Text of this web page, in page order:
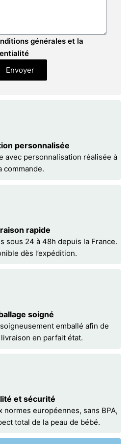
générales et la
Envoyer
personnalisée
avec personnalisation réalisée à
commande.
rapide
sous 24 à 48h depuis la France.
dès l’expédition.
soigné
emballé afin de
en parfait état.
et sécurité
européennes, sans BPA,
total de la peau de bébé.